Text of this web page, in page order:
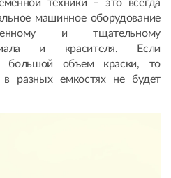
техники – это всегда
машинное оборудование
и тщательному
и красителя. Если
большой объем краски, то
в разных емкостях не будет